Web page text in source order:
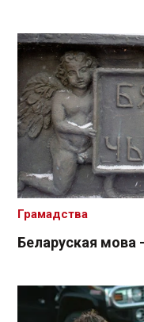
Беларуская мова
Грамадства